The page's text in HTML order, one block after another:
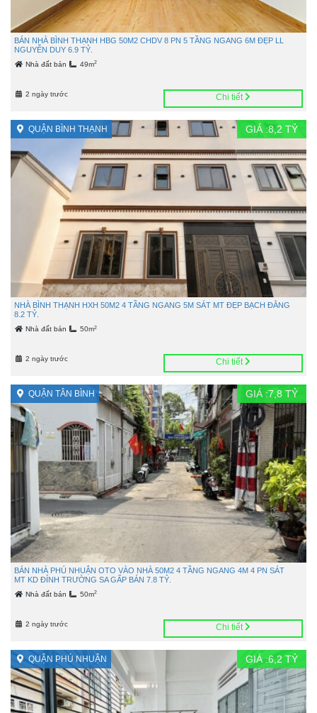
BÁN NHÀ BÌNH THẠNH HBG 50M2 CHDV 8 PN 5 TẦNG NGANG 6M ĐẸP LL
NGUYỄN DUY 6.9 TỶ.
Nhà đất bán 49m2
2 ngày trước Chi tiết
QUẬN BÌNH THẠNH GIÁ :8,2 TỶ
NHÀ BÌNH THẠNH HXH 50M2 4 TẦNG NGANG 5M SÁT MT ĐẸP BẠCH ĐẰNG
8.2 TỶ.
Nhà đất bán 50m2
2 ngày trước Chi tiết
QUẬN TÂN BÌNH GIÁ :7,8 TỶ
BÁN NHÀ PHÚ NHUẬN OTO VÀO NHÀ 50M2 4 TẦNG NGANG 4M 4 PN SÁT
MT KD ĐỈNH TRƯỜNG SA GẤP BÁN 7.8 TỶ.
Nhà đất bán 50m2
2 ngày trước Chi tiết
QUẬN PHÚ NHUẬN GIÁ :6,2 TỶ